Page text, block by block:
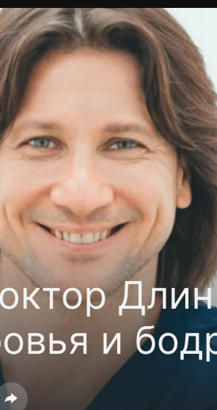
и
конфиденциальности
каналы Контакты